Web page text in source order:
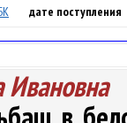
дате поступления